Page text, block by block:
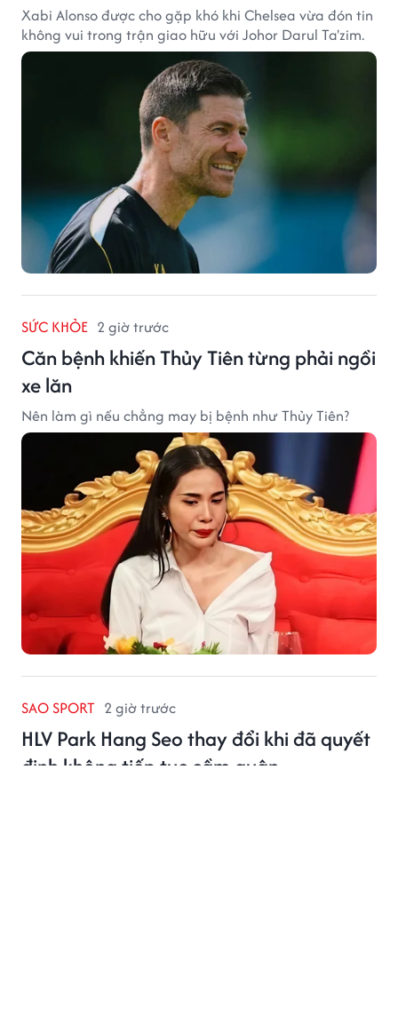
Xabi Alonso được cho gặp khó khi Chelsea vừa đón tin
không vui trong trận giao hữu với Johor Darul Ta'zim.
SỨC KHỎE 2 giờ trước
Căn bệnh khiến Thủy Tiên từng phải ngồi
xe lăn
Nên làm gì nếu chẳng may bị bệnh như Thủy Tiên?
SAO SPORT 2 giờ trước
HLV Park Hang Seo thay đổi khi đã quyết
định không tiếp tục cầm quân